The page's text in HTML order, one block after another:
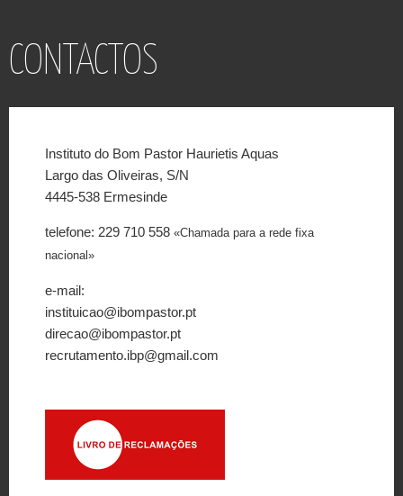
CONTACTOS
Instituto do Bom Pastor Haurietis Aquas
Largo das Oliveiras, S/N
4445-538 Ermesinde
telefone: 229 710 558 «Chamada para a rede fixa
nacional»
e-mail:
instituicao@ibompastor.pt
direcao@ibompastor.pt
recrutamento.ibp@gmail.com